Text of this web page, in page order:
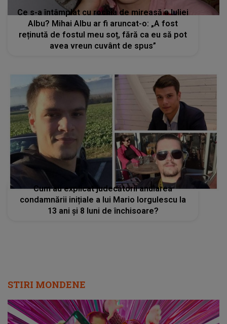
Ce s-a întâmplat cu rochia de mireasă a Iuliei
Albu? Mihai Albu ar fi aruncat-o: „A fost
reținută de fostul meu soț, fără ca eu să pot
avea vreun cuvânt de spus”
Cum au explicat judecătorii anularea
condamnării inițiale a lui Mario Iorgulescu la
13 ani și 8 luni de închisoare?
STIRI MONDENE